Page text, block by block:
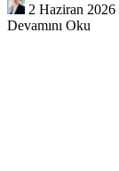
2 Haziran 2026
Devamını Oku